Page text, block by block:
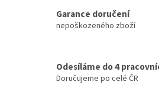
Garance doručení
nepoškozeného zboží
Odesíláme do 4
Doručujeme po celé ČR